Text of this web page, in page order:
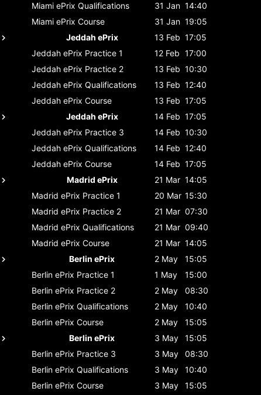
Miami ePrix Qualifications 31 Jan 14:40
Miami ePrix Course 31 Jan 19:05
Jeddah ePrix
13 Feb 17:05
Jeddah ePrix Practice 1 12 Feb 17:00
Jeddah ePrix Practice 2 13 Feb 10:30
Jeddah ePrix Qualifications 13 Feb 12:40
Jeddah ePrix Course 13 Feb 17:05
Jeddah ePrix
14 Feb 17:05
Jeddah ePrix Practice 3 14 Feb 10:30
Jeddah ePrix Qualifications 14 Feb 12:40
Jeddah ePrix Course 14 Feb 17:05
Madrid ePrix
21 Mar 14:05
Madrid ePrix Practice 1 20 Mar 15:30
Madrid ePrix Practice 2 21 Mar 07:30
Madrid ePrix Qualifications 21 Mar 09:40
Madrid ePrix Course 21 Mar 14:05
Berlin ePrix
2 May
15:05
Berlin ePrix Practice 1 1 May
15:00
Berlin ePrix Practice 2 2 May
08:30
Berlin ePrix Qualifications 2 May
10:40
Berlin ePrix Course 2 May
15:05
Berlin ePrix
3 May
15:05
Berlin ePrix Practice 3 3 May
08:30
Berlin ePrix Qualifications 3 May
10:40
Berlin ePrix Course 3 May
15:05